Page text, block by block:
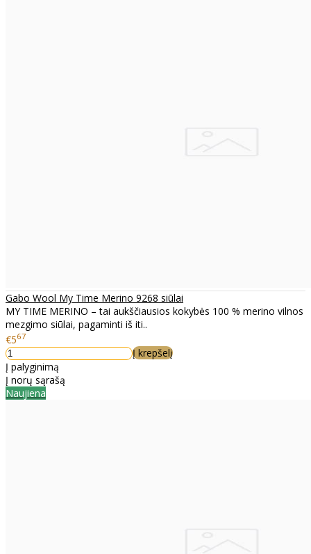
Gabo Wool My Time Merino 9268 siūlai
MY TIME MERINO – tai aukščiausios kokybės 100 % merino vilnos
mezgimo siūlai, pagaminti iš iti..
€567
Į krepšelį
Į palyginimą
Į norų sąrašą
Naujiena